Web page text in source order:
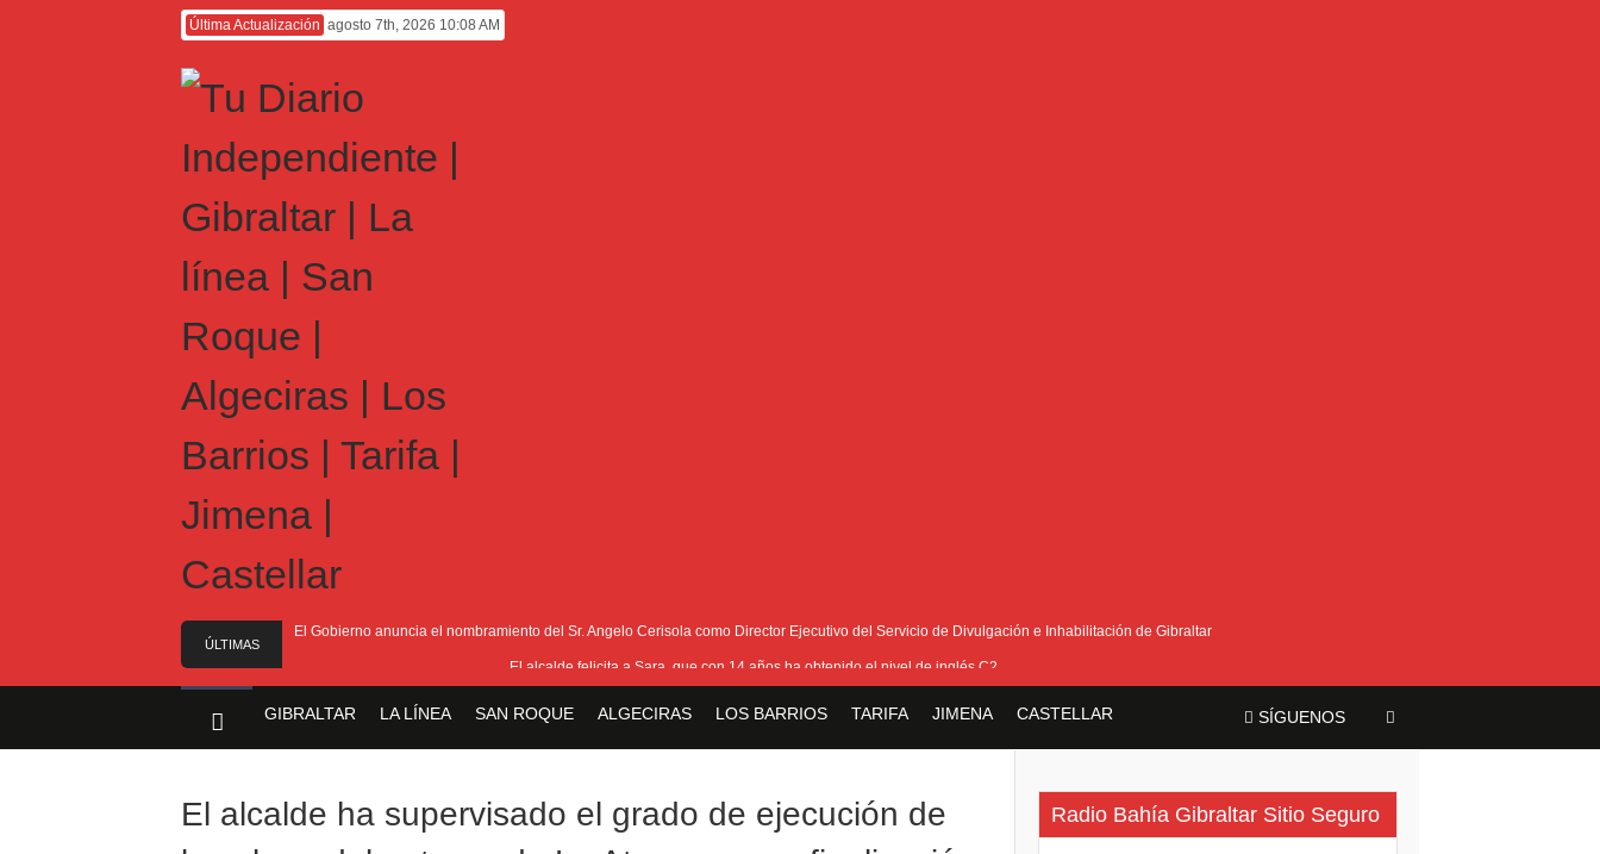
Última Actualización agosto 7th, 2026 10:08 AM
ÚLTIMAS
NOTICIAS
El Gobierno anuncia el nombramiento del Sr. Angelo Cerisola como Director Ejecutivo del Servicio de Divulgación e Inhabilitación de Gibraltar
El alcalde felicita a Sara, que con 14 años ha obtenido el nivel de inglés C2
GIBRALTAR LA LÍNEA SAN ROQUE ALGECIRAS LOS BARRIOS TARIFA JIMENA CASTELLAR SÍGUENOS
El alcalde ha supervisado el grado de ejecución de
Radio Bahía Gibraltar Sitio Seguro